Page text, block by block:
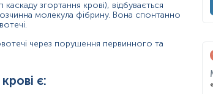
час, активований частковий
згортання крові), відбувається
молекула фібрину. Вона спонтанно
через порушення первинного та
є: